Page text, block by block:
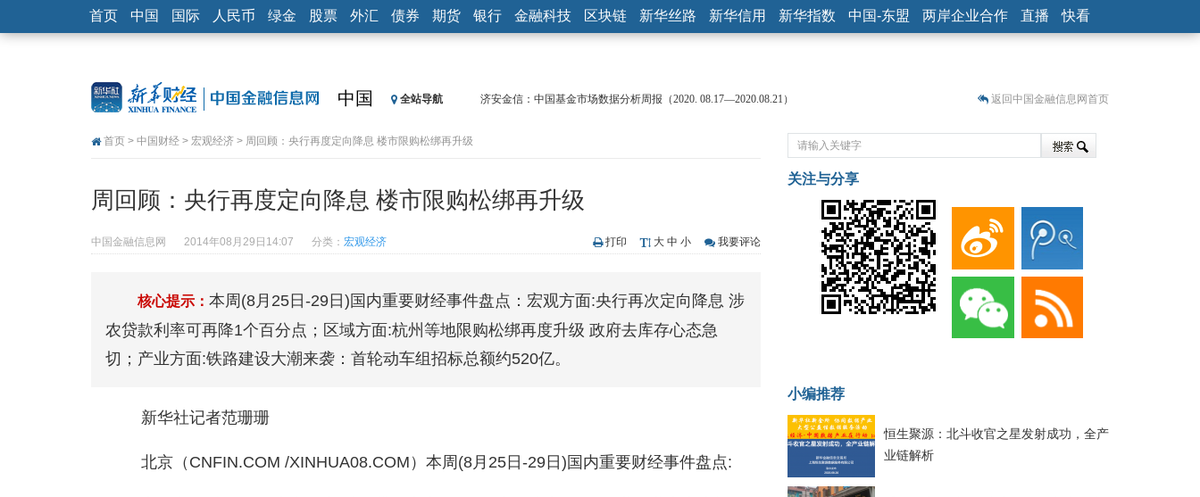
首页 中国 国际 人民币 绿金 股票 外汇 债券 期货 银行 金融科技 区块链 新华丝路 新华信用 新华指数 中国-东盟 两岸企业合作 直播 快看
中国 全站导航
济安金信：中国基金市场数据分析周报（2020. 08.17—2020.08.21）
济安金信：中国基金市场数据分析周报（2020. 07.27—2020.07.31）
【新华财经调查】同业存单、结构性存款玩起“跷跷板” 结构性失衡藏
央行公开市场净投放300亿元 短端资金利率明显下行
恒生聚源：北斗收官之星发射成功，全产业链解析
返回中国金融信息网首页
首页 > 中国财经 > 宏观经济 > 周回顾：央行再度定向降息 楼市限购松绑再升级
周回顾：央行再度定向降息 楼市限购松绑再升级
中国金融信息网 2014年08月29日14:07 分类： 宏观经济 打印 大 中 小 我要评论
核心提示： 本周(8月25日-29日)国内重要财经事件盘点：宏观方面:央行再次定向降息 涉
农贷款利率可再降1个百分点；区域方面:杭州等地限购松绑再度升级 政府去库存心态急
切；产业方面:铁路建设大潮来袭：首轮动车组招标总额约520亿。
新华社记者范珊珊
北京（CNFIN.COM /XINHUA08.COM）本周(8月25日-29日)国内重要财经事件盘点:
关注与分享
小编推荐
恒生聚源：北斗收官之星发射成功，全产
业链解析